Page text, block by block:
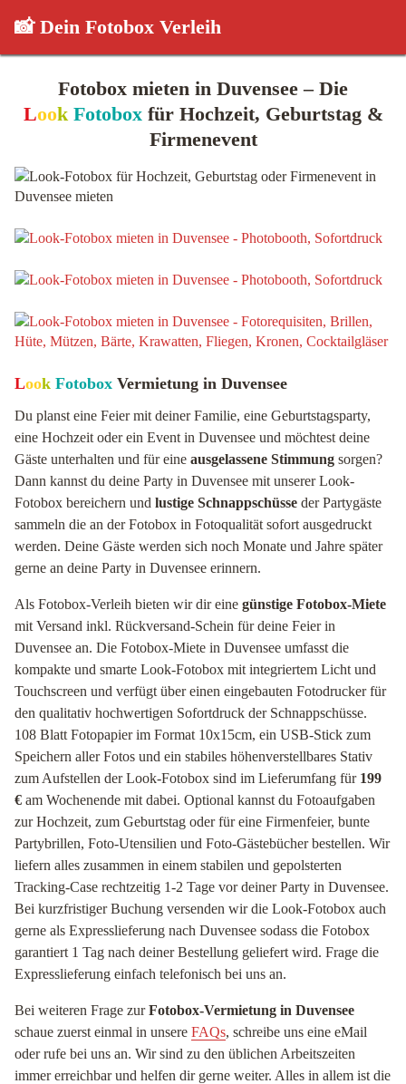
📸 Dein Fotobox Verleih
Fotobox mieten in Duvensee – Die
Look Fotoboxfür Hochzeit, Geburtstag &
Firmenevent
Look Fotobox Vermietung in Duvensee
Du planst eine Feier mit deiner Familie, eine Geburtstagsparty,
eine Hochzeit oder ein Event in Duvensee und möchtest deine
Gäste unterhalten und für eine ausgelassene Stimmung sorgen?
Dann kannst du deine Party in Duvensee mit unserer Look-
Fotobox bereichern und lustige Schnappschüsse der Partygäste
sammeln die an der Fotobox in Fotoqualität sofort ausgedruckt
werden. Deine Gäste werden sich noch Monate und Jahre später
gerne an deine Party in Duvensee erinnern.
Als Fotobox-Verleih bieten wir dir eine günstige Fotobox-Miete
mit Versand inkl. Rückversand-Schein für deine Feier in
Duvensee an. Die Fotobox-Miete in Duvensee umfasst die
kompakte und smarte Look-Fotobox mit integriertem Licht und
Touchscreen und verfügt über einen eingebauten Fotodrucker für
den qualitativ hochwertigen Sofortdruck der Schnappschüsse.
108 Blatt Fotopapier im Format 10x15cm, ein USB-Stick zum
Speichern aller Fotos und ein stabiles höhenverstellbares Stativ
zum Aufstellen der Look-Fotobox sind im Lieferumfang für 199
€ am Wochenende mit dabei. Optional kannst du Fotoaufgaben
zur Hochzeit, zum Geburtstag oder für eine Firmenfeier, bunte
Partybrillen, Foto-Utensilien und Foto-Gästebücher bestellen. Wir
liefern alles zusammen in einem stabilen und gepolsterten
Tracking-Case rechtzeitig 1-2 Tage vor deiner Party in Duvensee.
Bei kurzfristiger Buchung versenden wir die Look-Fotobox auch
gerne als Expresslieferung nach Duvensee sodass die Fotobox
garantiert 1 Tag nach deiner Bestellung geliefert wird. Frage die
Expresslieferung einfach telefonisch bei uns an.
Bei weiteren Frage zurFotobox-Vermietung in Duvensee
schaue zuerst einmal in unsere FAQs, schreibe uns eine eMail
oder rufe bei uns an. Wir sind zu den üblichen Arbeitszeiten
immer erreichbar und helfen dir gerne weiter. Alles in allem ist die